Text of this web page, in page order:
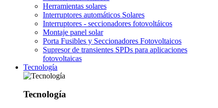
Herramientas solares
Interruptores automáticos Solares
Interruptores - seccionadores fotovoltáicos
Montaje panel solar
Porta Fusibles y Seccionadores Fotovoltaicos
Supresor de transientes SPDs para aplicaciones
fotovoltaicas
Tecnología
Tecnología